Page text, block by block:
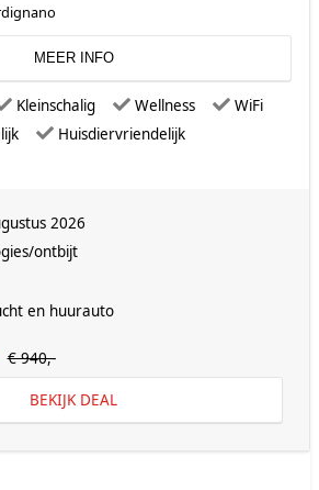
MEER INFO
Kleinschalig Wellness
WiFi
Huisdiervriendelijk
2026
ontbijt
en huurauto
€ 940,-
BEKIJK DEAL